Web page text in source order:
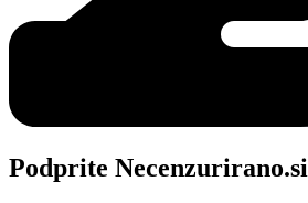
Podprite Necenzurirano.si